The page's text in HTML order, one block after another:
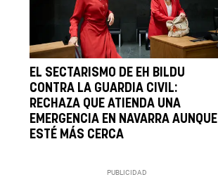
EL SECTARISMO DE EH BILDU
CONTRA LA GUARDIA CIVIL:
RECHAZA QUE ATIENDA UNA
EMERGENCIA EN NAVARRA AUNQUE
ESTÉ MÁS CERCA